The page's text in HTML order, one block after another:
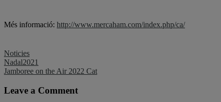
Més informació: http://www.mercaham.com/index.php/ca/
Noticies
Navegació
d'entrades
Nadal2021
Jamboree on the Air 2022 Cat
Leave a Comment